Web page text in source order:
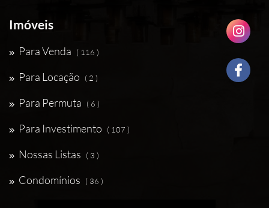
Imóveis
Para Venda ( 116 )
Para Locação ( 2 )
Para Permuta ( 6 )
Para Investimento ( 107 )
Nossas Listas ( 3 )
Condomínios ( 36 )